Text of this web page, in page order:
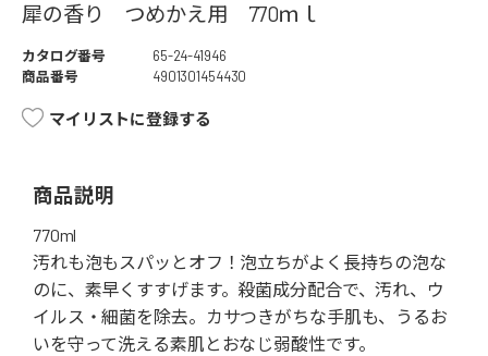
犀の香り つめかえ用 770ｍｌ
カタログ番号
65-24-41946
商品番号
4901301454430
マイリストに登録する
商品説明
770ml
汚れも泡もスパッとオフ！泡立ちがよく長持ちの泡な
のに、素早くすすげます。殺菌成分配合で、汚れ、ウ
イルス・細菌を除去。カサつきがちな手肌も、うるお
いを守って洗える素肌とおなじ弱酸性です。